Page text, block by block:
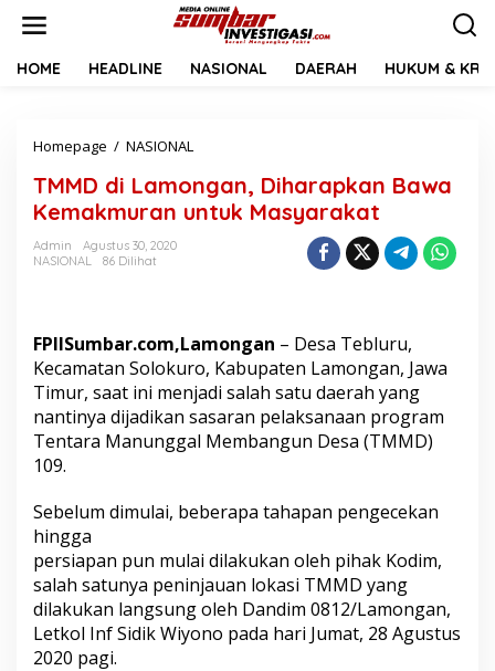
HOME HEADLINE NASIONAL DAERAH HUKUM &
Homepage / NASIONAL
M
D
d
n
g
a
n
,
D
a
r
p
k
a
n
B
TMMD di Lamongan, Diharapkan Bawa
Kemakmuran untuk Masyarakat
Admin
Agustus 30, 2020
NASIONAL
86 Dilihat
FPIISumbar.com,Lamongan – Desa Tebluru,
Kecamatan Solokuro, Kabupaten Lamongan, Jawa
Timur, saat ini menjadi salah satu daerah yang
nantinya dijadikan sasaran pelaksanaan program
Tentara Manunggal Membangun Desa (TMMD)
109.
Sebelum dimulai, beberapa tahapan pengecekan
hingga
persiapan pun mulai dilakukan oleh pihak Kodim,
salah satunya peninjauan lokasi TMMD yang
dilakukan langsung oleh Dandim 0812/Lamongan,
Letkol Inf Sidik Wiyono pada hari Jumat, 28 Agustus
2020 pagi.